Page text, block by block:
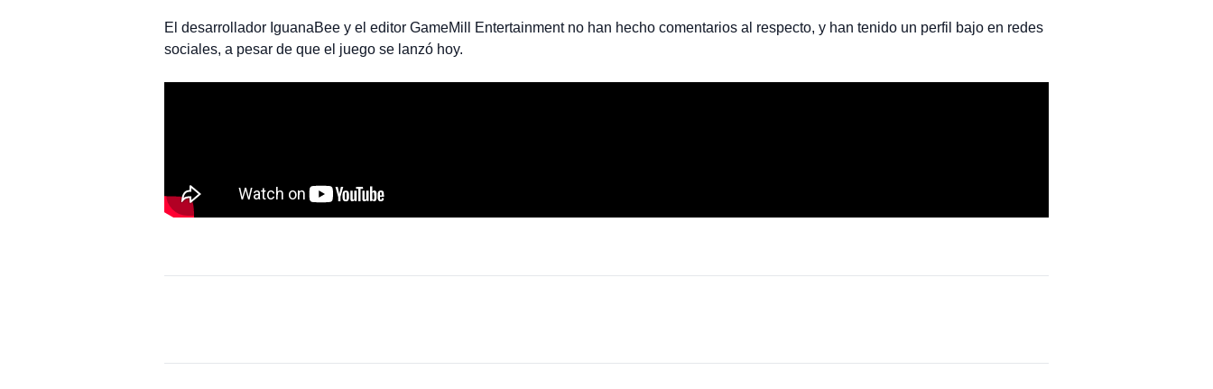
El desarrollador IguanaBee y el editor GameMill Entertainment no han hecho comentarios al respecto, y han tenido un perfil bajo en redes
sociales, a pesar de que el juego se lanzó hoy.